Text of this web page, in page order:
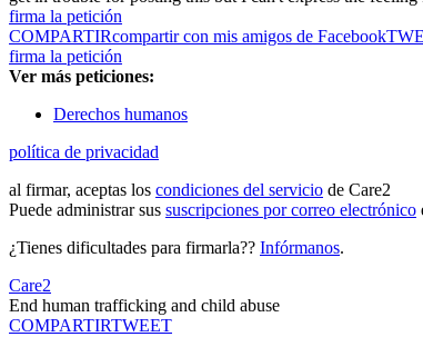
firma la petición
COMPARTIRcompartir con mis amigos de Facebook
firma la petición
Ver más peticiones:
Derechos humanos
política de privacidad
al firmar, aceptas los condiciones del servicio de Care2
Puede administrar sus suscripciones por correo electrónico
¿Tienes dificultades para firmarla?? Infórmanos.
Care2
End human trafficking and child abuse
COMPARTIRTWEET